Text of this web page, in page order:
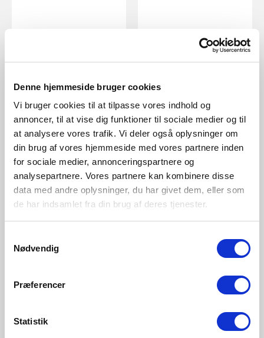
Denne hjemmeside bruger cookies
Vi bruger cookies til at tilpasse vores indhold og
annoncer, til at vise dig funktioner til sociale medier og til
at analysere vores trafik. Vi deler også oplysninger om
din brug af vores hjemmeside med vores partnere inden
for sociale medier, annonceringspartnere og
analysepartnere. Vores partnere kan kombinere disse
data med andre oplysninger, du har givet dem, eller som
de har indsamlet fra din brug af deres tjenester.
Nødvendig
Præferencer
Statistik
EUR 119.95
Nordlux
Grip Smart | Wall light |
White
Item Number 2118201001
EUR 34.95
Nordlux
Smart | Sensor | Black
Item Number 49091003